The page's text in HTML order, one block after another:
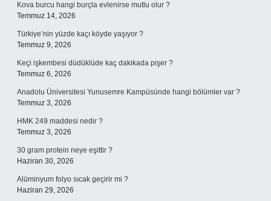
Kova burcu hangi burçla evlenirse mutlu olur ?
Temmuz 14, 2026
Türkiye’nin yüzde kaçı köyde yaşıyor ?
Temmuz 9, 2026
Keçi işkembesi düdüklüde kaç dakikada pişer ?
Temmuz 6, 2026
Anadolu Üniversitesi Yunusemre Kampüsünde hangi bölümler var ?
Temmuz 3, 2026
HMK 249 maddesi nedir ?
Temmuz 3, 2026
30 gram protein neye eşittir ?
Haziran 30, 2026
Alüminyum folyo sıcak geçirir mi ?
Haziran 29, 2026